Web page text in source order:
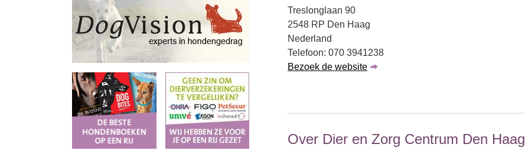
Treslonglaan 90
2548 RP Den Haag
Nederland
Telefoon: 070 3941238
Bezoek de website
Over Dier en Zorg Centrum Den Haag